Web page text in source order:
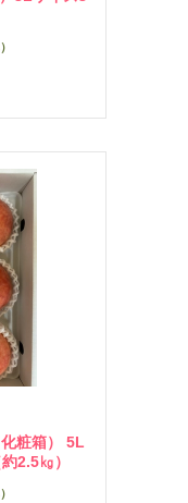
粧箱） 5L
2.5㎏）